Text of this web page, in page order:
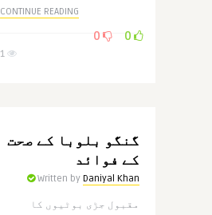
CONTINUE READING
141
گنگو بلوبا کے صحت
کے فوائد
Written by Daniyal Khan
مقبول جڑی بوٹیوں کا